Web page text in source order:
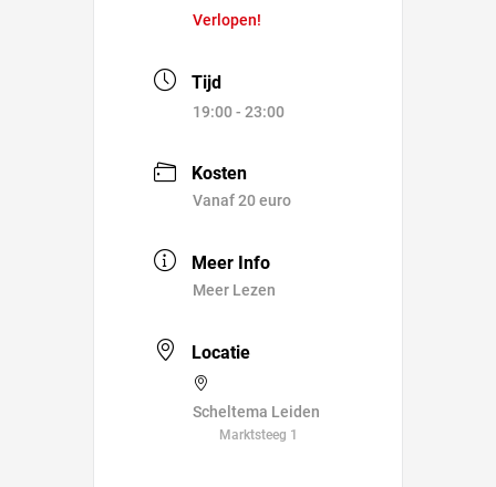
Verlopen!
Tijd
19:00 - 23:00
Kosten
Vanaf 20 euro
Meer Info
Meer Lezen
Locatie
Scheltema Leiden
Marktsteeg 1